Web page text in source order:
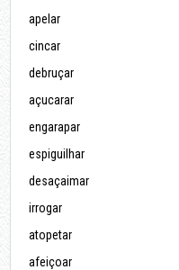
apelar
cincar
debruçar
açucarar
engarapar
espiguilhar
desaçaimar
irrogar
atopetar
afeiçoar